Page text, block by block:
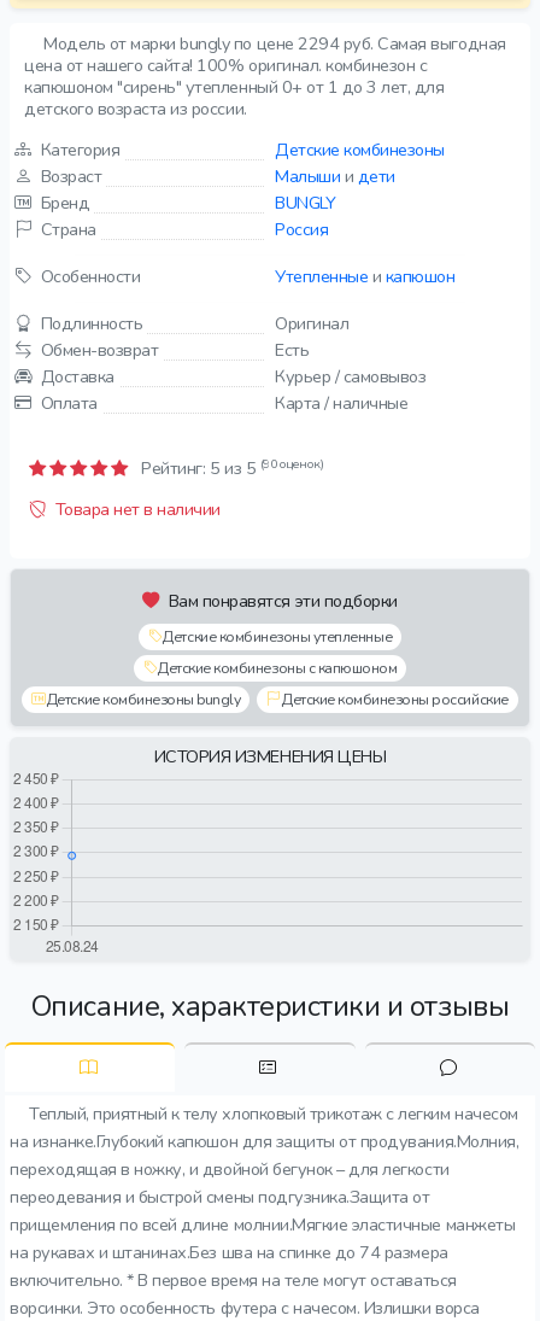
Модель от марки bungly по цене 2294 руб. Самая выгодная
цена от нашего сайта! 100% оригинал. комбинезон с
капюшоном "сирень" утепленный 0+ от 1 до 3 лет, для
детского возраста из россии.
Категория
Детские комбинезоны
Возраст
Малыши и дети
Бренд
BUNGLY
Страна
Россия
Особенности
Утепленные и капюшон
Подлинность
Оригинал
Обмен-возврат
Есть
Доставка
Курьер / самовывоз
Оплата
Карта / наличные
Рейтинг: 5 из 5 (90 оценок)
Товара нет в наличии
Вам понравятся эти подборки
Детские комбинезоны утепленные
Детские комбинезоны с капюшоном
Детские комбинезоны bungly
Детские комбинезоны российские
ИСТОРИЯ ИЗМЕНЕНИЯ ЦЕНЫ
Описание, характеристики и отзывы
Теплый, приятный к телу хлопковый трикотаж с легким начесом
на изнанке.Глубокий капюшон для защиты от продувания.Молния,
переходящая в ножку, и двойной бегунок – для легкости
переодевания и быстрой смены подгузника.Защита от
прищемления по всей длине молнии.Мягкие эластичные манжеты
на рукавах и штанинах.Без шва на спинке до 74 размера
включительно. * В первое время на теле могут оставаться
ворсинки. Это особенность футера с начесом. Излишки ворса